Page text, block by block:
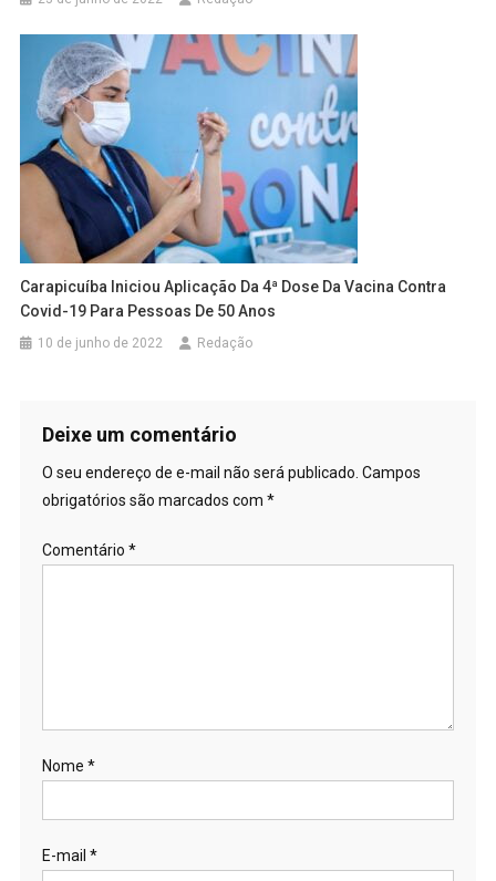
Carapicuíba Iniciou Aplicação Da 4ª Dose Da Vacina Contra
Covid-19 Para Pessoas De 50 Anos
10 de junho de 2022 Redação
Deixe um comentário
O seu endereço de e-mail não será publicado. Campos
obrigatórios são marcados com *
Comentário *
Nome *
E-mail *